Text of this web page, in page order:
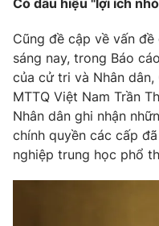
Video
VTV Money
VTV Sức khoẻ
Có dấu hiệu "lợi ích
Cũng đề cập về vấn
sáng nay, trong Báo
của cử tri và Nhân
MTTQ Việt Nam Trần
Nhân dân ghi nhận
chính quyền các cấp
nghiệp trung học phổ